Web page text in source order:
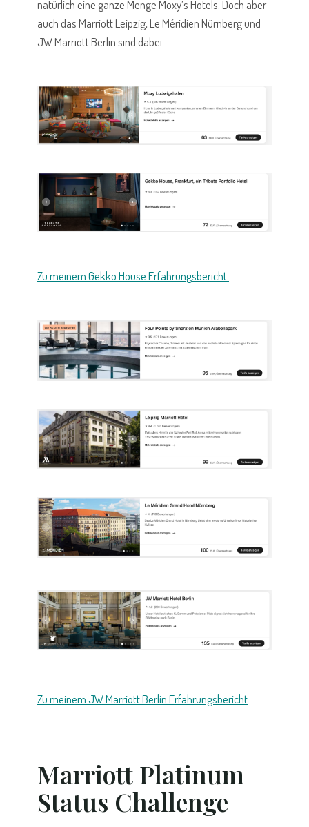
natürlich eine ganze Menge Moxy’s Hotels. Doch aber
auch das Marriott Leipzig, Le Méridien Nürnberg und
JW Marriott Berlin sind dabei.
Zu meinem Gekko House Erfahrungsbericht
Zu meinem JW Marriott Berlin Erfahrungsbericht
Marriott Platinum
Status Challenge